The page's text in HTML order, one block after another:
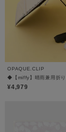
OPAQUE.CLIP
◆【miffy】晴雨兼用折り
¥4,979